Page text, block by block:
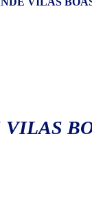
VILAS